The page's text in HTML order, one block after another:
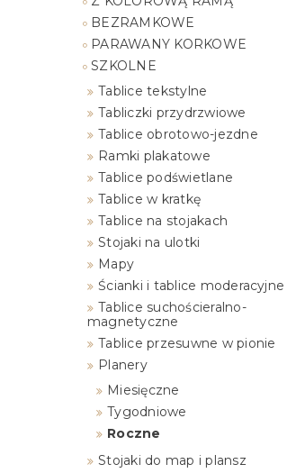
BEZRAMKOWE
PARAWANY KORKOWE
SZKOLNE
Tablice tekstylne
Tabliczki przydrzwiowe
Tablice obrotowo-jezdne
Ramki plakatowe
Tablice podświetlane
Tablice w kratkę
Tablice na stojakach
Stojaki na ulotki
Mapy
Ścianki i tablice moderacyjne
Tablice suchościeralno-
magnetyczne
Tablice przesuwne w pionie
Planery
Miesięczne
Tygodniowe
Roczne
Stojaki do map i plansz